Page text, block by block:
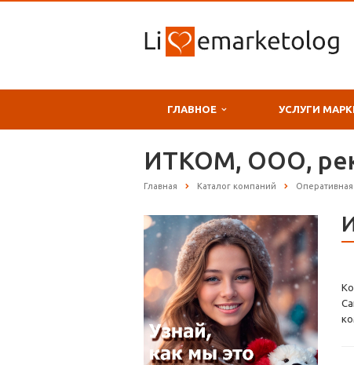
ГЛАВНОЕ УСЛУГИ
ИТКОМ, ООО,
Главная Каталог компаний